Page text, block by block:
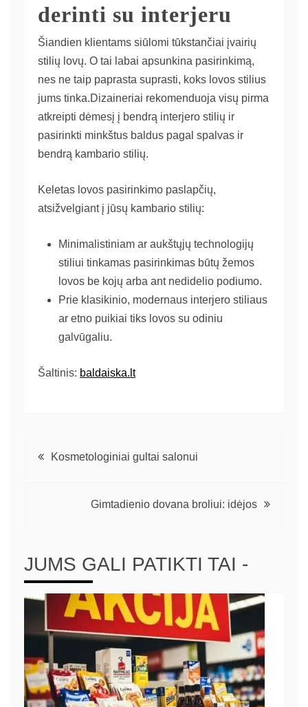
derinti su interjeru
Šiandien klientams siūlomi tūkstančiai įvairių
stilių lovų. O tai labai apsunkina pasirinkimą,
nes ne taip paprasta suprasti, koks lovos stilius
jums tinka.Dizaineriai rekomenduoja visų pirma
atkreipti dėmesį į bendrą interjero stilių ir
pasirinkti minkštus baldus pagal spalvas ir
bendrą kambario stilių.
Keletas lovos pasirinkimo paslapčių,
atsižvelgiant į jūsų kambario stilių:
Minimalistiniam ar aukštųjų technologijų
stiliui tinkamas pasirinkimas būtų žemos
lovos be kojų arba ant nedidelio podiumo.
Prie klasikinio, modernaus interjero stiliaus
ar etno puikiai tiks lovos su odiniu
galvūgaliu.
Šaltinis: baldaiska.lt
Kosmetologiniai gultai salonui
Gimtadienio dovana broliui: idėjos
JUMS GALI PATIKTI TAI -